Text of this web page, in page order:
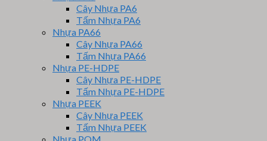
Cây Nhựa PA6
Tấm Nhựa PA6
Nhựa PA66
Cây Nhựa PA66
Tấm Nhựa PA66
Nhựa PE-HDPE
Cây Nhựa PE-HDPE
Tấm Nhựa PE-HDPE
Nhựa PEEK
Cây Nhựa PEEK
Tấm Nhựa PEEK